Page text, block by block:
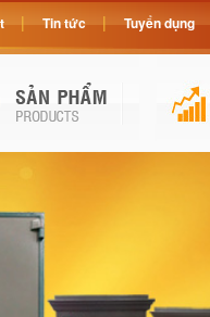
Tin tức Tuyển dụng